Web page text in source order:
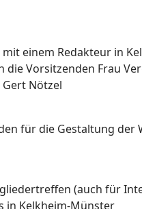
einem Redakteur in
die Vorsitzenden Frau
Nötzel
für die Gestaltung der
(auch für
in Kelkheim-Münster